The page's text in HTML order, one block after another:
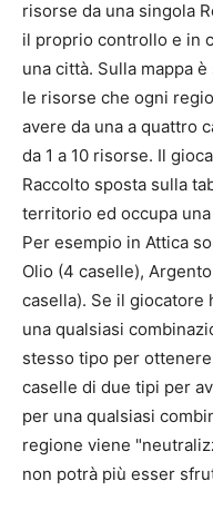
risorse da una singola
il proprio controllo e in
una città. Sulla mappa
le risorse che ogni
avere da una a quattro
da 1 a 10 risorse. Il
Raccolto sposta sulla
territorio ed occupa
Per esempio in Attica
Olio (4 caselle),
casella). Se il giocatore
una qualsiasi
stesso tipo per
caselle di due tipi per
per una qualsiasi
regione viene
non potrà più esser